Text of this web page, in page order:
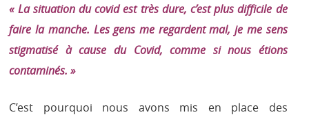
« La situation du covid est très dure, c’est plus difficile de
faire la manche. Les gens me regardent mal, je me sens
stigmatisé à cause du Covid, comme si nous étions
contaminés. »
C’est pourquoi nous avons mis en place des